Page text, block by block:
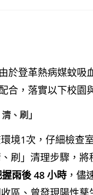
於登革熱病媒蚊
合，落實以下校園
、刷」
境1次，仔細檢查
刷」清理步驟，
雨後 48 小時 ，儘